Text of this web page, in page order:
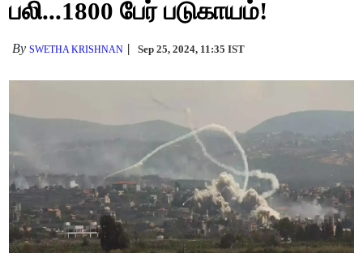
பலி...1800 பேர் படுகாயம்!
BySWETHA KRISHNAN Sep 25, 2024, 11:35 IST